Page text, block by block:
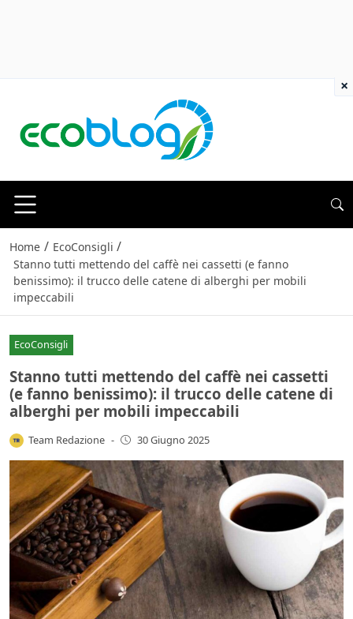
Home / EcoConsigli /
Stanno tutti mettendo del caffè nei cassetti (e fanno
benissimo): il trucco delle catene di alberghi per mobili
impeccabili
EcoConsigli
Stanno tutti mettendo del caffè nei cassetti
(e fanno benissimo): il trucco delle catene di
alberghi per mobili impeccabili
Team Redazione - 30 Giugno 2025
×